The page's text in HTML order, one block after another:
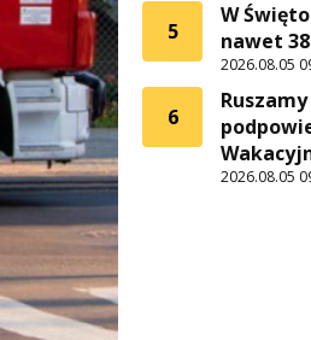
5
W
nawet
2026.08.05
6
2026.08.05